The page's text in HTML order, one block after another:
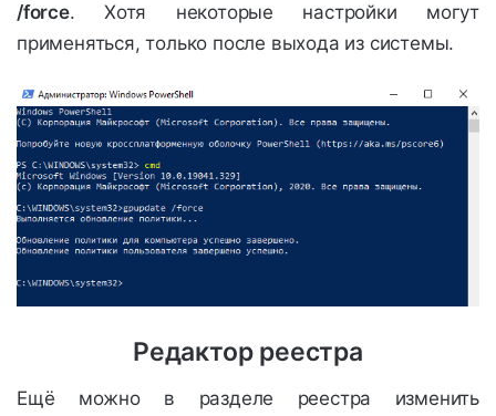
/force. Хотя некоторые настройки могут
применяться, только после выхода из системы.
Редактор реестра
Ещё можно в разделе реестра изменить